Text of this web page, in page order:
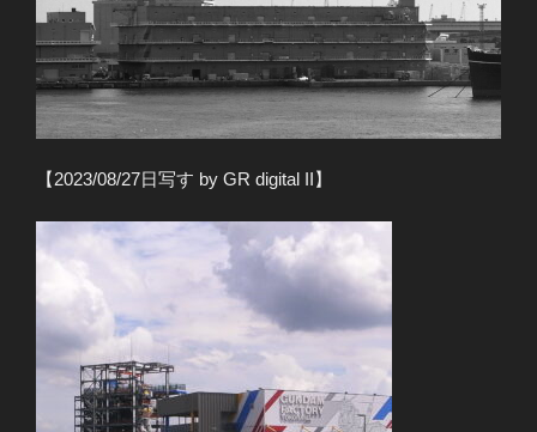
【2023/08/27日写す by GR digital II】